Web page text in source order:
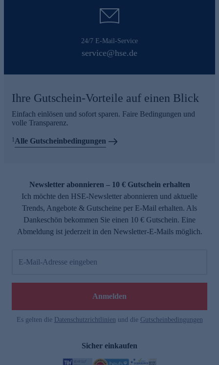
24/7 E-Mail-Service
service@hse.de
Ihre Gutschein-Vorteile auf einen Blick
Einfach einlösen und sofort sparen. Faire Bedingungen und
volle Transparenz.
1 Alle Gutscheinbedingungen
Newsletter abonnieren – 10 € Gutschein erhalten
Ich möchte den HSE-Newsletter abonnieren und aktuelle
Trends, Angebote & Gutscheine per E-Mail erhalten. Als
Dankeschön bekommen Sie einen 10 € Gutschein. Eine
Abmeldung ist jederzeit in den Newsletter-E-Mails möglich.
E-Mail-Adresse eingeben
Anmelden
Es gelten die Datenschutzrichtlinien und die Gutscheinbedingungen
Sicher einkaufen